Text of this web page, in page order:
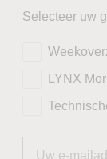
Selecteer uw
LYNX